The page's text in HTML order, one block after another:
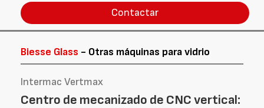
Contactar
Biesse Glass - Otras máquinas para vidrio
Intermac Vertmax
Centro de mecanizado de CNC vertical: